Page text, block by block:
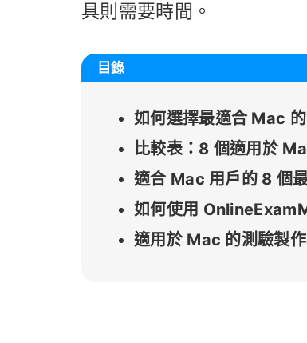
具則需要時間。
目錄
如何選擇最適合 Mac
比較表：8 個適用於
適合 Mac 用戶的 8 個
如何使用
適用於 Mac 的測驗製